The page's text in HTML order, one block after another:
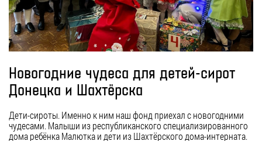
Новогодние чудеса для детей-сирот
Донецка и Шахтёрска
Дети-сироты. Именно к ним наш фонд приехал с новогодними
чудесами. Малыши из республиканского специализированного
дома ребёнка Малютка и дети из Шахтёрского дома-интерната.